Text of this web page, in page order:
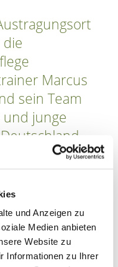
und Anzeigen zu
Medien anbieten
Website zu
Informationen zu Ihrer
Marcus
sein Team
junge
mit
aus
den
für
statt.r